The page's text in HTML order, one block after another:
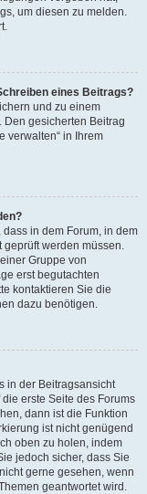
um diesen zu melden.
eines Beitrags?
und zu einem
gesicherten Beitrag
verwalten“ in Ihrem
in dem Forum, in dem
werden müssen.
Gruppe von
erst begutachten
kontaktieren Sie die
dazu benötigen.
in der Beitragsansicht
erste Seite des Forums
dann ist die Funktion
ist nicht genügend
oben zu holen, indem
jedoch sicher, dass Sie
gerne gesehen, wenn
geantwortet wird.